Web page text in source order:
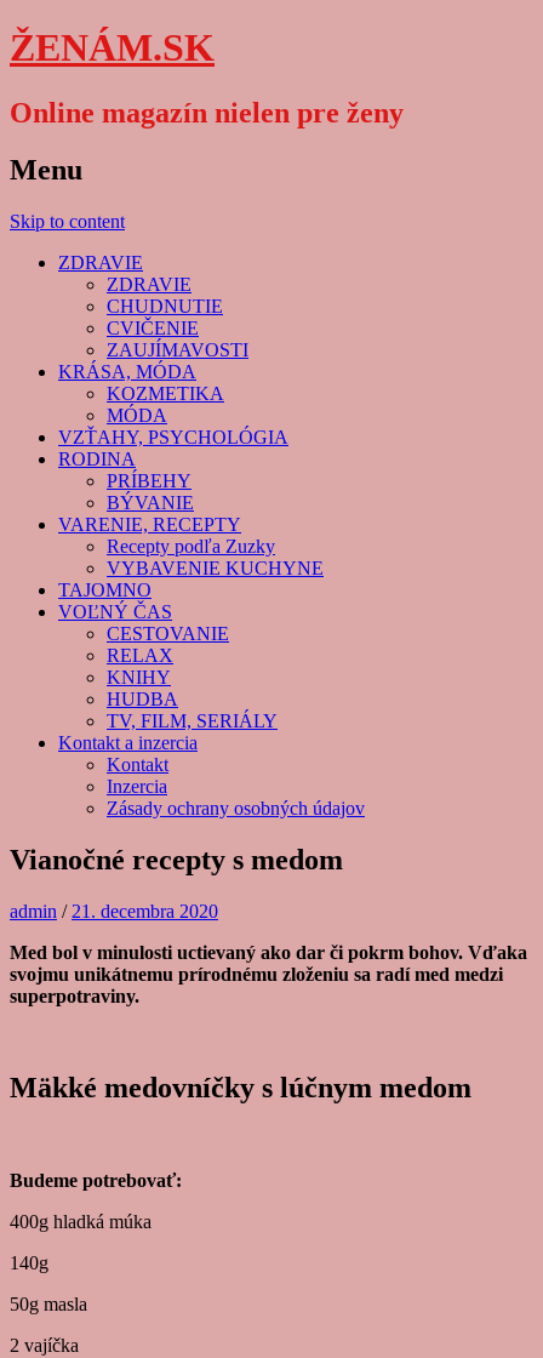
ŽENÁM.SK
Online magazín nielen pre ženy
Menu
Skip to content
ZDRAVIE
ZDRAVIE
CHUDNUTIE
CVIČENIE
ZAUJÍMAVOSTI
KRÁSA, MÓDA
KOZMETIKA
MÓDA
VZŤAHY, PSYCHOLÓGIA
RODINA
PRÍBEHY
BÝVANIE
VARENIE, RECEPTY
Recepty podľa Zuzky
VYBAVENIE KUCHYNE
TAJOMNO
VOĽNÝ ČAS
CESTOVANIE
RELAX
KNIHY
HUDBA
TV, FILM, SERIÁLY
Kontakt a inzercia
Kontakt
Inzercia
Zásady ochrany osobných údajov
Vianočné recepty s medom
admin / 21. decembra 2020
Med bol v minulosti uctievaný ako dar či pokrm bohov. Vďaka
svojmu unikátnemu prírodnému zloženiu sa radí med medzi
superpotraviny.
Mäkké medovníčky s lúčnym medom
Budeme potrebovať:
400g hladká múka
140g
50g masla
2 vajíčka